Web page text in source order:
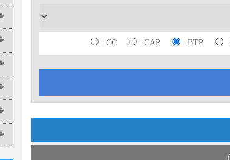
BTP
CAP
CC